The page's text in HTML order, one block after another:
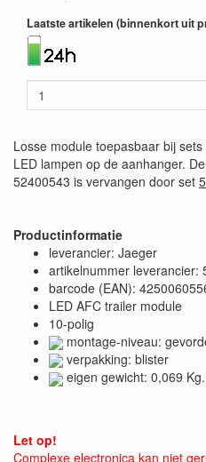
Laatste artikelen (binnenkort uit
Losse module toepasbaar bij
LED lampen op de aanhanger.
52400543 is vervangen door set
Productinformatie
leverancier: Jaeger
artikelnummer leverancier:
barcode (EAN):
LED AFC trailer module
10-polig
montage-niveau:
verpakking: blister
eigen gewicht: 0,069 Kg.
Let op!
Complexe electronica kan niet